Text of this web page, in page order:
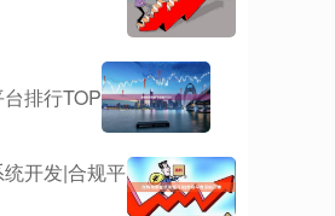
排行TOP
开发|合规平